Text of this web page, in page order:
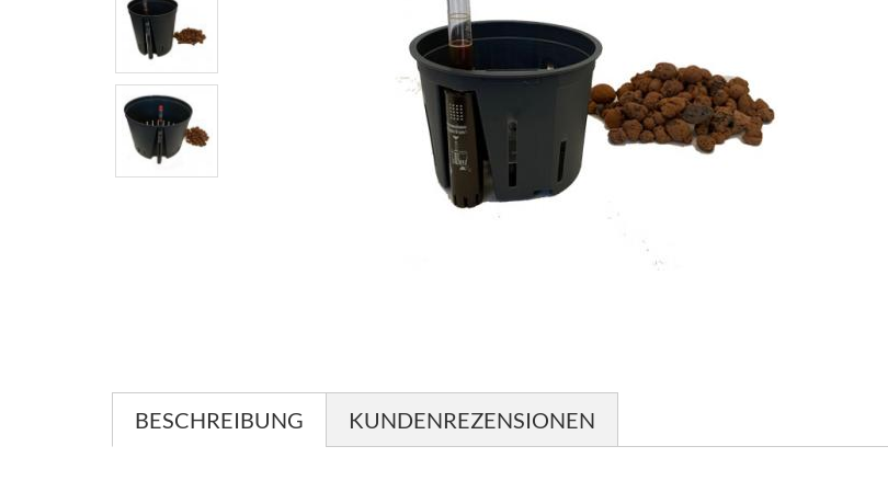
BESCHREIBUNG KUNDENREZENSIONEN